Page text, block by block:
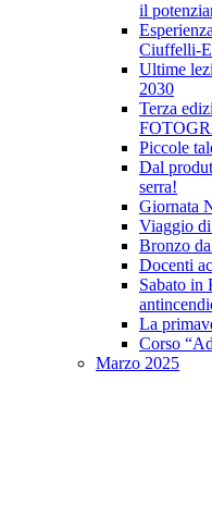
il
Ciuffelli-
Ultime
2030
Terza
Piccole
Dal
serra!
Giornata
Viaggio
Bronzo
Docenti
Sabato in
La
Corso
Marzo 2025